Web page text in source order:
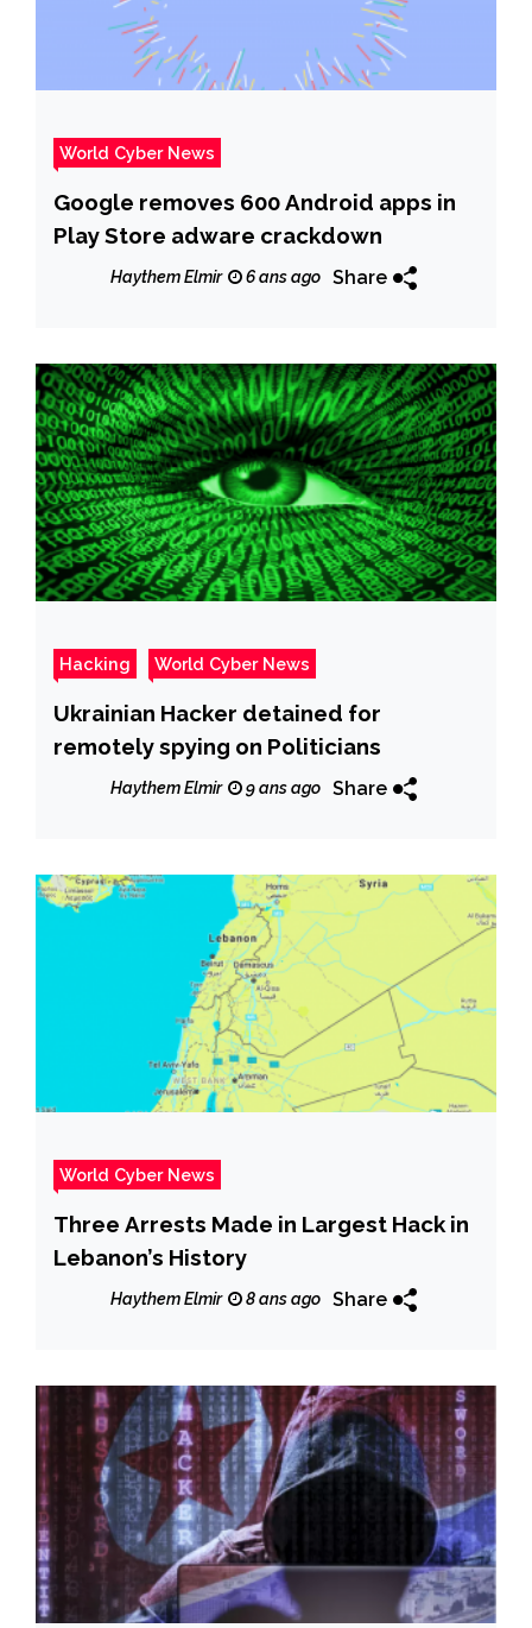
World Cyber News
Google removes 600 Android apps in
Play Store adware crackdown
Haythem Elmir 6 ans ago Share
Hacking World Cyber News
Ukrainian Hacker detained for
remotely spying on Politicians
Haythem Elmir 9 ans ago Share
World Cyber News
Three Arrests Made in Largest Hack in
Lebanon’s History
Haythem Elmir 8 ans ago Share